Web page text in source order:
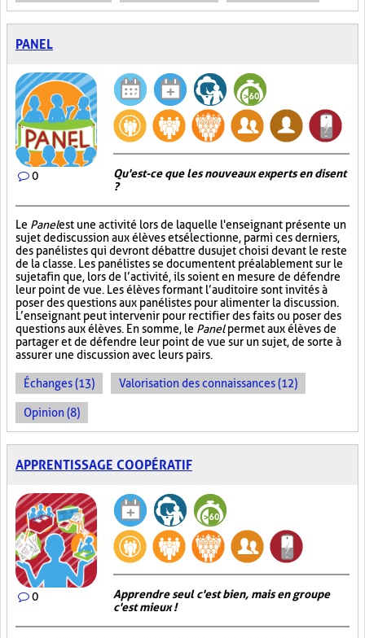
PANEL
0
Qu'est-ce que les nouveaux experts en disent
?
Le Panelest une activité lors de laquelle l'enseignant présente un
sujet de discussion aux élèves et sélectionne, parmi ces derniers,
des panélistes qui devront débattre du sujet choisi devant le reste
de la classe. Les panélistes se documentent préalablement sur le
sujet afin que, lors de l’activité, ils soient en mesure de défendre
leur point de vue. Les élèves formant l’auditoire sont invités à
poser des questions aux panélistes pour alimenter la discussion.
L’enseignant peut intervenir pour rectifier des faits ou poser des
questions aux élèves. En somme, le Panelpermet aux élèves de
partager et de défendre leur point de vue sur un sujet, de sorte à
assurer une discussion avec leurs pairs.
Échanges (13) Valorisation des connaissances (12)
Opinion (8)
APPRENTISSAGE COOPÉRATIF
0
Apprendre seul c'est bien, mais en groupe
c'est mieux !